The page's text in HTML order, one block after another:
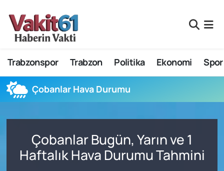
Trabzonspor Trabzon Politika Ekonomi Spor
Çobanlar Hava Durumu
Çobanlar Bugün, Yarın ve 1
Haftalık Hava Durumu Tahmini
Nöbetçi Eczaneler
Hava Durumu
Namaz Vakitleri
Süper Lig Puan Durumu ve Fikstür